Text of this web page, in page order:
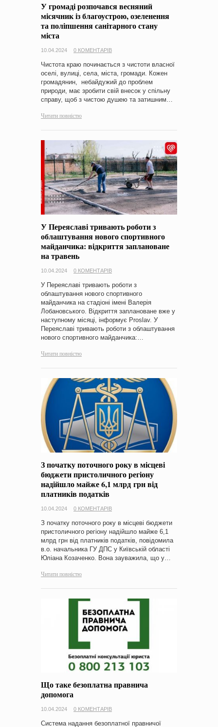
У громаді розпочався весняний
місячник із благоустрою, озеленення
та поліпшення санітарного стану
міста
10.04.2024 0 КОМЕНТАРІВ
Чистота краю починається з чистоти власної
оселі, вулиці, села, міста, громади. Кожен
громадянин, небайдужий до проблем
природи, має зробити свій внесок у спільну
справу, щоб з чистою душею та затишним…
Читати повністю
У Переяславі тривають роботи з
облаштування нового спортивного
майданчика: відкриття заплановане
на травень
10.04.2024 0 КОМЕНТАРІВ
У Переяславі тривають роботи з
облаштування нового спортивного
майданчика на стадіоні імені Валерія
Лобановського. Відкриття заплановане вже у
наступному місяці, інформує Proslav. У
Переяславі тривають роботи з облаштування
нового спортивного майданчика:…
Читати повністю
З початку поточного року в місцеві
бюджети пристоличного регіону
надійшло майже 6,1 млрд грн від
платників податків
10.04.2024 0 КОМЕНТАРІВ
З початку поточного року в місцеві бюджети
пристоличного регіону надійшло майже 6,1
млрд грн від платників податків, повідомила
в.о. начальника ГУ ДПС у Київській області
Юліана Козаченко. Вона зауважила, що у…
Читати повністю
Що таке безоплатна правнича
допомога
10.04.2024 0 КОМЕНТАРІВ
Система надання безоплатної правничої